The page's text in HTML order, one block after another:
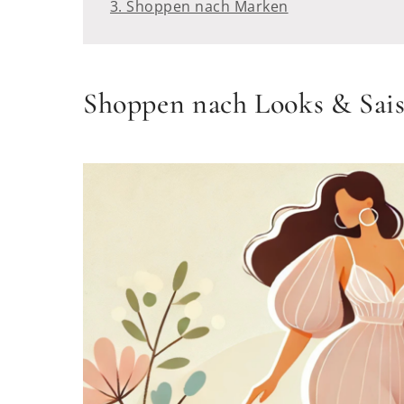
Shoppen nach Looks &
3. Shoppen nach Marken